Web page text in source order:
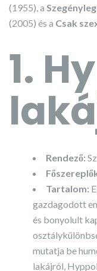
(1955), a
(2005) és a Csak
1.
Rendező:
Tartalom:
gazdagodott
és bonyolult
mutatja be
lakájról,